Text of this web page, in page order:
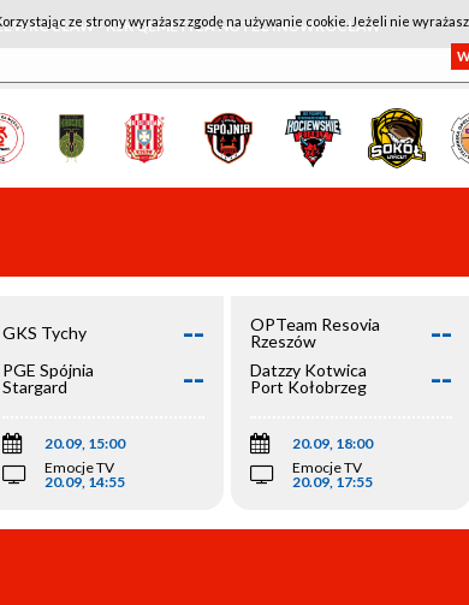
WROCŁAW - KSK QEMETICA NOTEĆ INOWROCŁAW
GKS Tychy --
PGE Spójnia
Stargard
--
20.09, 15:00
Emocje TV
20.09, 14:55
OPTeam Resovia
Rzeszów
--
Datzzy Kotwica
Port Kołobrzeg
--
20.09, 18:00
Emocje TV
20.09, 17:55
ze strony wyrażasz zgodę na używanie cookie. Jeżeli nie